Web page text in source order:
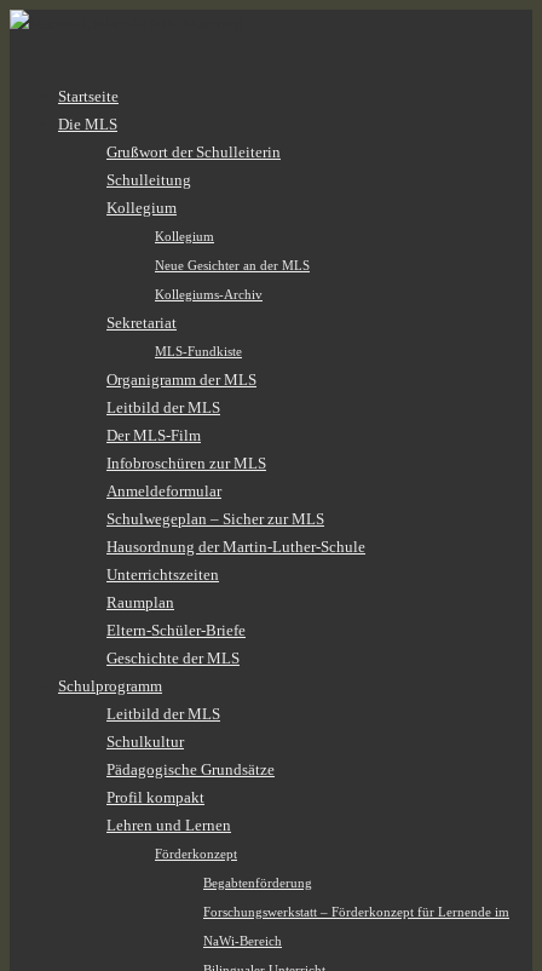
Startseite
Die MLS
Grußwort der Schulleiterin
Schulleitung
Kollegium
Kollegium
Neue Gesichter an der MLS
Kollegiums-Archiv
Sekretariat
MLS-Fundkiste
Organigramm der MLS
Leitbild der MLS
Der MLS-Film
Infobroschüren zur MLS
Anmeldeformular
Schulwegeplan – Sicher zur MLS
Hausordnung der Martin-Luther-Schule
Unterrichtszeiten
Raumplan
Eltern-Schüler-Briefe
Geschichte der MLS
Schulprogramm
Leitbild der MLS
Schulkultur
Pädagogische Grundsätze
Profil kompakt
Lehren und Lernen
Förderkonzept
Begabtenförderung
Forschungswerkstatt – Förderkonzept für Lernende im
NaWi-Bereich